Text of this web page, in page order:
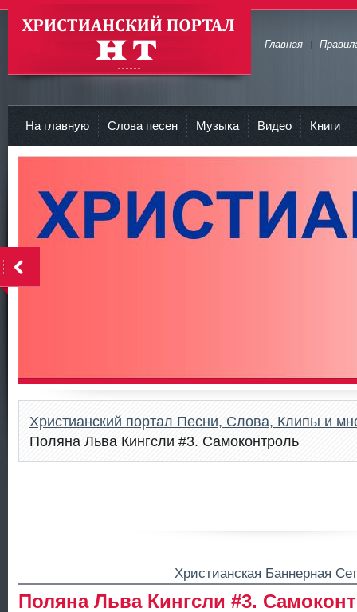
Христианские Портал HT
Главная
На главную Слова песен Музыка Видео Книги
Христианский портал Песни, Слова, Клипы и
Поляна Льва Кингсли #3. Самоконтроль
Христианская Баннерная
Поляна Льва Кингсли #3.